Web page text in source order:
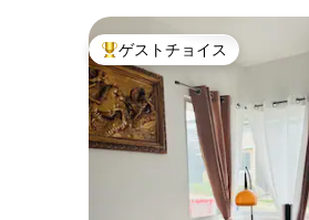
大好評のゲストチョイスです。
ゲストチョイス